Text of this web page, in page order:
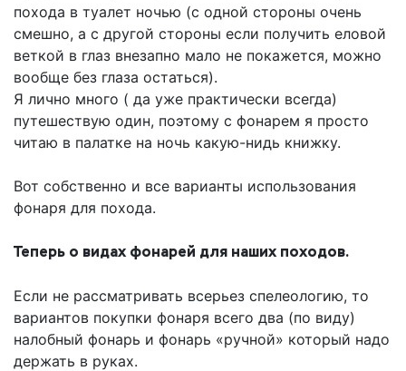
похода в туалет ночью (с одной стороны очень
смешно, а с другой стороны если получить еловой
веткой в глаз внезапно мало не покажется, можно
вообще без глаза остаться).
Я лично много ( да уже практически всегда)
путешествую один, поэтому с фонарем я просто
читаю в палатке на ночь какую-нидь книжку.
Вот собственно и все варианты использования
фонаря для похода.
Теперь о видах фонарей для наших походов.
Если не рассматривать всерьез спелеологию, то
вариантов покупки фонаря всего два (по виду)
налобный фонарь и фонарь «ручной» который надо
держать в руках.